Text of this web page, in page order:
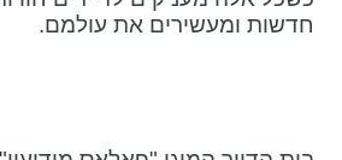
חדשות ומעשירים את עולמם.